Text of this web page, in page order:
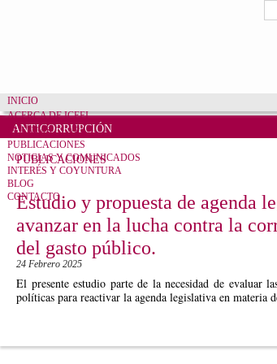
INICIO
ACERCA DE ICEFI
CUENTAS CLARAS
PUBLICACIONES
NOTICIAS Y COMUNICADOS
INTERÉS Y COYUNTURA
BLOG
CONTACTO
ANTICORRUPCIÓN
PUBLICACIONES
Estudio y propuesta de agenda
avanzar en la lucha contra la
del gasto público.
24 Febrero 2025
El presente estudio parte de la necesidad de evaluar
políticas para reactivar la agenda legislativa en materia